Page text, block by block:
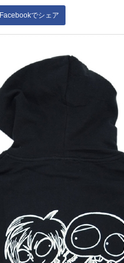
Facebookでシェア